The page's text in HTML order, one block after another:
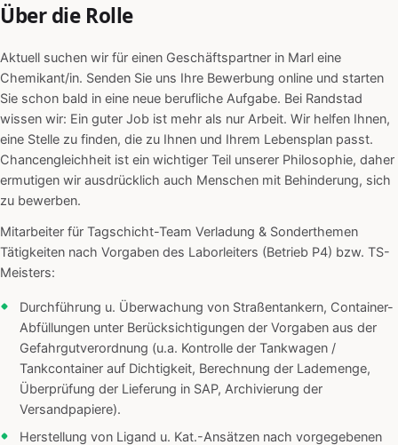
Über die Rolle
Aktuell suchen wir für einen Geschäftspartner in Marl eine
Chemikant/in. Senden Sie uns Ihre Bewerbung online und starten
Sie schon bald in eine neue berufliche Aufgabe. Bei Randstad
wissen wir: Ein guter Job ist mehr als nur Arbeit. Wir helfen Ihnen,
eine Stelle zu finden, die zu Ihnen und Ihrem Lebensplan passt.
Chancengleichheit ist ein wichtiger Teil unserer Philosophie, daher
ermutigen wir ausdrücklich auch Menschen mit Behinderung, sich
zu bewerben.
Mitarbeiter für Tagschicht-Team Verladung & Sonderthemen
Tätigkeiten nach Vorgaben des Laborleiters (Betrieb P4) bzw. TS-
Meisters:
Durchführung u. Überwachung von Straßentankern, Container-
Abfüllungen unter Berücksichtigungen der Vorgaben aus der
Gefahrgutverordnung (u.a. Kontrolle der Tankwagen /
Tankcontainer auf Dichtigkeit, Berechnung der Lademenge,
Überprüfung der Lieferung in SAP, Archivierung der
Versandpapiere).
Herstellung von Ligand u. Kat.-Ansätzen nach vorgegebenen